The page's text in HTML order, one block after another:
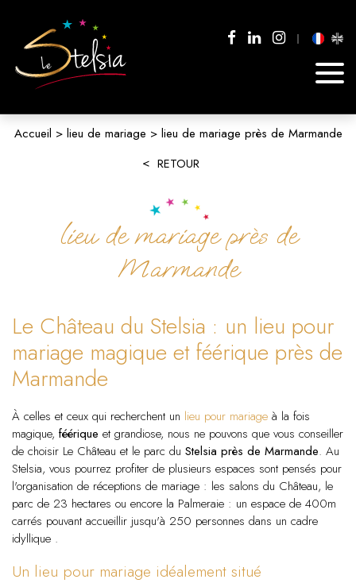
Accueil lieu de mariage lieu de mariage près de Marmande
RETOUR
lieu de mariage près de
Marmande
Le Château du Stelsia : un lieu pour
mariage magique et féérique près de
Marmande
À celles et ceux qui recherchent un lieu pour mariage à la fois
magique, féérique et grandiose, nous ne pouvons que vous conseiller
de choisir Le Château et le parc du Stelsia près de Marmande. Au
Stelsia, vous pourrez profiter de plusieurs espaces sont pensés pour
l'organisation de réceptions de mariage : les salons du Château, le
parc de 23 hectares ou encore la Palmeraie : un espace de 400m
carrés pouvant accueillir jusqu'à 250 personnes dans un cadre
idyllique .
Un lieu pour mariage idéalement situé